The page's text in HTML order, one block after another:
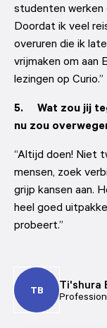
studenten werken
Doordat ik veel
overuren die ik
vrijmaken om aan
lezingen op Curio.”
5.     Wat zou
nu zou
“Altijd doen! Niet
mensen, zoek
grijp kansen aan.
heel goed
probeert.”
TB Ti'shura